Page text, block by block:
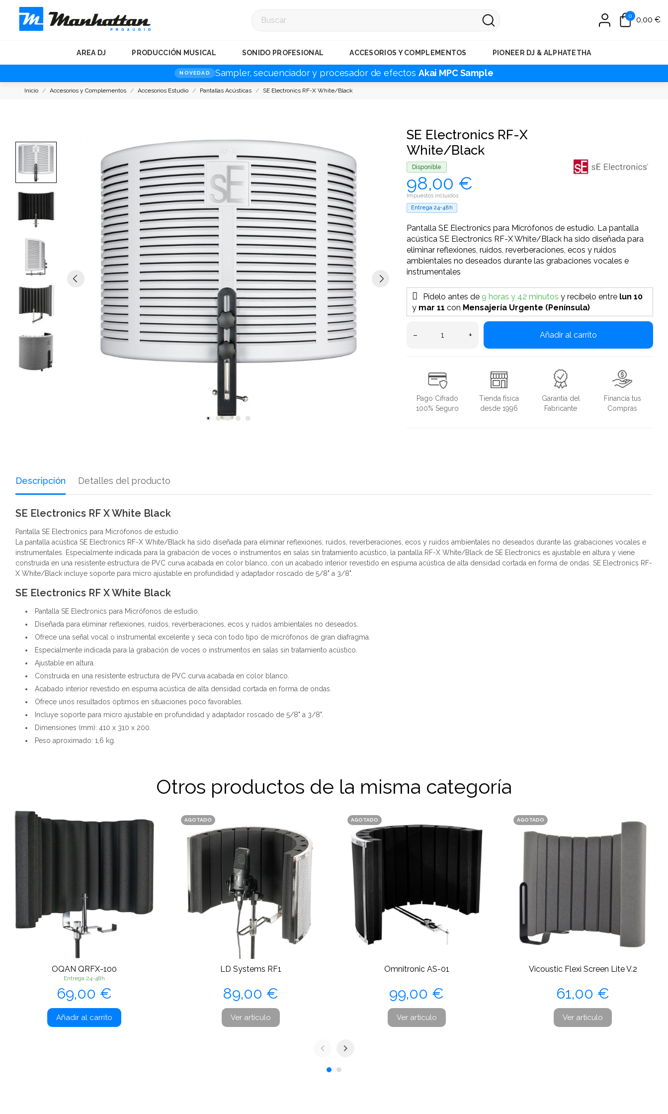
NOVEDAD Sampler, secuenciador y procesador de efectos Akai MPC Sample
0 0,00 €
AREA DJ PRODUCCIÓN MUSICAL SONIDO PROFESIONAL ACCESORIOS Y COMPLEMENTOS PIONEER DJ & ALPHATETHA
Inicio Accesorios y Complementos Accesorios Estudio Pantallas Acústicas SE Electronics RF-X White/Black
SE Electronics RF-X
White/Black
Disponible
98,00 €
Impuestos incluidos
Entrega 24-48h
Pantalla SE Electronics para Micrófonos de estudio. La pantalla
acústica SE Electronics RF-X White/Black ha sido diseñada para
eliminar reflexiones, ruidos, reverberaciones, ecos y ruidos
ambientales no deseados durante las grabaciones vocales e
instrumentales
Pídelo antes de 9 horas y 42 minutos y recíbeloentre lun 10
y mar 11 con Mensajería Urgente (Península)
– + Añadir al carrito
Pago Cifrado
100% Seguro
Tienda física
desde 1996
Garantía del
Fabricante
Financia tus
Compras
Descripción Detalles del producto
SE Electronics RF X White Black
Pantalla SE Electronics para Micrófonos de estudio.
La pantalla acústica SE Electronics RF-X White/Black ha sido diseñada para eliminar reflexiones, ruidos, reverberaciones, ecos y ruidos ambientales no deseados durante las grabaciones vocales e
instrumentales. Especialmente indicada para la grabación de voces o instrumentos en salas sin tratamiento acústico, la pantalla RF-X White/Black de SE Electronics es ajustable en altura y viene
construida en una resistente estructura de PVC curva acabada en color blanco, con un acabado interior revestido en espuma acústica de alta densidad cortada en forma de ondas. SE Electronics RF-
X White/Black incluye soporte para micro ajustable en profundidad y adaptador roscado de 5/8" a 3/8".
SE Electronics RF X White Black
Pantalla SE Electronics para Micrófonos de estudio.
Diseñada para eliminar reflexiones, ruidos, reverberaciones, ecos y ruidos ambientales no deseados.
Ofrece una señal vocal o instrumental excelente y seca con todo tipo de micrófonos de gran diafragma.
Especialmente indicada para la grabación de voces o instrumentos en salas sin tratamiento acústico.
Ajustable en altura.
Construida en una resistente estructura de PVC curva acabada en color blanco.
Acabado interior revestido en espuma acústica de alta densidad cortada en forma de ondas.
Ofrece unos resultados óptimos en situaciones poco favorables.
Incluye soporte para micro ajustable en profundidad y adaptador roscado de 5/8" a 3/8".
Dimensiones (mm): 410 x 310 x 200.
Peso aproximado: 1,6 kg.
Otros productos de la misma categoría
OQAN QRFX-100
Entrega 24-48h
Precio
69,00 €
Añadir al carrito
AGOTADO
LD Systems RF1
Precio
89,00 €
Ver artículo
AGOTADO
Omnitronic AS-01
Precio
99,00 €
Ver artículo
AGOTADO
Vicoustic Flexi Screen Lite V.2
Precio
61,00 €
Ver artículo